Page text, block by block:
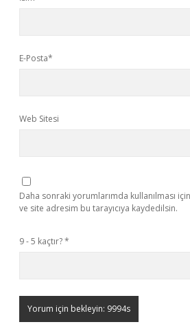
E-Posta*
Web Sitesi
Daha sonraki yorumlarımda kullanılması
ve site adresim bu tarayıcıya kaydedilsin.
9 - 5 kaçtır?*